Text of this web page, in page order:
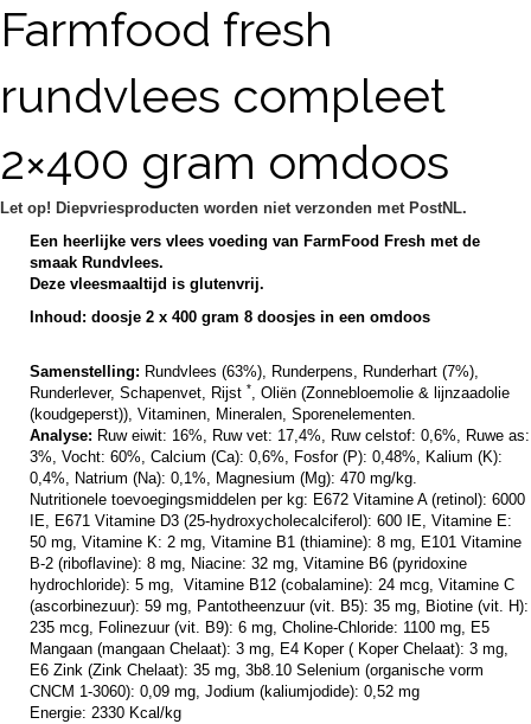
Farmfood fresh
rundvlees compleet
2×400 gram omdoos
Let op! Diepvriesproducten worden niet verzonden met PostNL.
Een heerlijke vers vlees voeding van FarmFood Fresh met de
smaak Rundvlees.
Deze vleesmaaltijd is glutenvrij.
Inhoud: doosje 2 x 400 gram 8 doosjes in een omdoos
Samenstelling: Rundvlees (63%), Runderpens, Runderhart (7%),
Runderlever, Schapenvet, Rijst *, Oliën (Zonnebloemolie & lijnzaadolie
(koudgeperst)), Vitaminen, Mineralen, Sporenelementen.
Analyse: Ruw eiwit: 16%, Ruw vet: 17,4%, Ruw celstof: 0,6%, Ruwe as:
3%, Vocht: 60%, Calcium (Ca): 0,6%, Fosfor (P): 0,48%, Kalium (K):
0,4%, Natrium (Na): 0,1%, Magnesium (Mg): 470 mg/kg.
Nutritionele toevoegingsmiddelen per kg: E672 Vitamine A (retinol): 6000
IE, E671 Vitamine D3 (25-hydroxycholecalciferol): 600 IE, Vitamine E:
50 mg, Vitamine K: 2 mg, Vitamine B1 (thiamine): 8 mg, E101 Vitamine
B-2 (riboflavine): 8 mg, Niacine: 32 mg, Vitamine B6 (pyridoxine
hydrochloride): 5 mg, Vitamine B12 (cobalamine): 24 mcg, Vitamine C
(ascorbinezuur): 59 mg, Pantotheenzuur (vit. B5): 35 mg, Biotine (vit. H):
235 mcg, Folinezuur (vit. B9): 6 mg, Choline-Chloride: 1100 mg, E5
Mangaan (mangaan Chelaat): 3 mg, E4 Koper ( Koper Chelaat): 3 mg,
E6 Zink (Zink Chelaat): 35 mg, 3b8.10 Selenium (organische vorm
CNCM 1-3060): 0,09 mg, Jodium (kaliumjodide): 0,52 mg
Energie: 2330 Kcal/kg